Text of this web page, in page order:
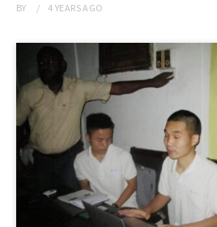
BY 4 YEARSAGO